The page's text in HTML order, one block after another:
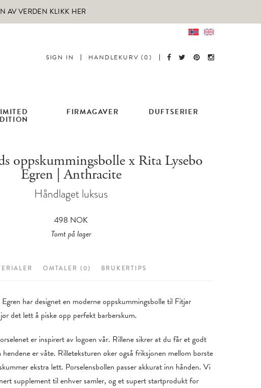
AV VERDEN KLIKK HER
SIGN IN HANDLEKURV (0)
FIRMAGAVER DUFTSERIER
oppskummingsbolle x Rita Lysebo
Egren | Anthracite
Håndlaget luksus
498 NOK
Tomt på lager
OMTALER (0) BRUKERTIPS
har designet en moderne oppskummingsbolle til Fitjar
det lett å piske opp perfekt barberskum.
er inspirert av logoen vår. Rillene sikrer at du får et godt
er våte. Rilleteksturen øker også friksjonen mellom børste
ekstra lett. Porselensbollen passer akkurat inn hånden. Vi
supplement til enhver samler, og et supert startprodukt for